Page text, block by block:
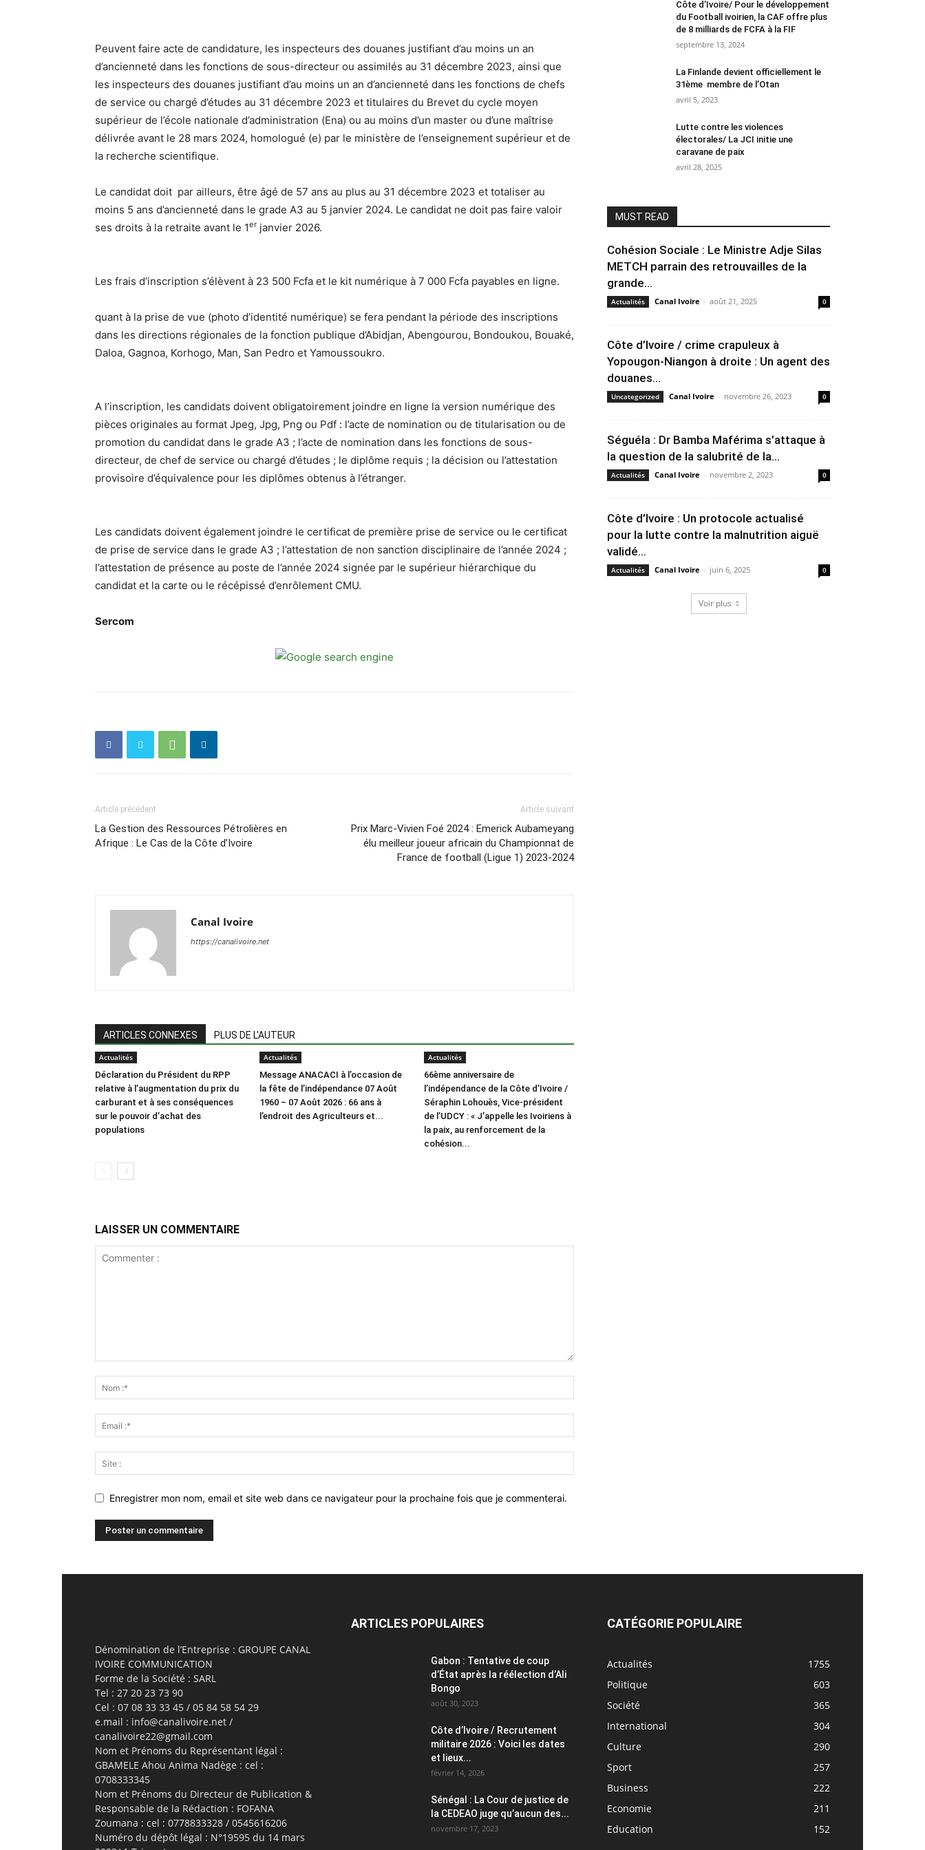
Peuvent faire acte de candidature, les inspecteurs des douanes justifiant d’au moins un an
d’ancienneté dans les fonctions de sous-directeur ou assimilés au 31 décembre 2023, ainsi que
les inspecteurs des douanes justifiant d’au moins un an d’ancienneté dans les fonctions de chefs
de service ou chargé d’études au 31 décembre 2023 et titulaires du Brevet du cycle moyen
supérieur de l’école nationale d’administration (Ena) ou au moins d’un master ou d’une maîtrise
délivrée avant le 28 mars 2024, homologué (e) par le ministère de l’enseignement supérieur et de
la recherche scientifique.
Le candidat doit par ailleurs, être âgé de 57 ans au plus au 31 décembre 2023 et totaliser au
moins 5 ans d’ancienneté dans le grade A3 au 5 janvier 2024. Le candidat ne doit pas faire valoir
ses droits à la retraite avant le 1er janvier 2026.
Les frais d’inscription s’élèvent à 23 500 Fcfa et le kit numérique à 7 000 Fcfa payables en ligne.
quant à la prise de vue (photo d’identité numérique) se fera pendant la période des inscriptions
dans les directions régionales de la fonction publique d’Abidjan, Abengourou, Bondoukou, Bouaké,
Daloa, Gagnoa, Korhogo, Man, San Pedro et Yamoussoukro.
A l’inscription, les candidats doivent obligatoirement joindre en ligne la version numérique des
pièces originales au format Jpeg, Jpg, Png ou Pdf : l’acte de nomination ou de titularisation ou de
promotion du candidat dans le grade A3 ; l’acte de nomination dans les fonctions de sous-
directeur, de chef de service ou chargé d’études ; le diplôme requis ; la décision ou l’attestation
provisoire d’équivalence pour les diplômes obtenus à l’étranger.
Les candidats doivent également joindre le certificat de première prise de service ou le certificat
de prise de service dans le grade A3 ; l’attestation de non sanction disciplinaire de l’année 2024 ;
l’attestation de présence au poste de l’année 2024 signée par le supérieur hiérarchique du
candidat et la carte ou le récépissé d’enrôlement CMU.
Sercom
Article précédent
La Gestion des Ressources Pétrolières en
Afrique : Le Cas de la Côte d’Ivoire
Article suivant
Prix Marc-Vivien Foé 2024 : Emerick Aubameyang
élu meilleur joueur africain du Championnat de
France de football (Ligue 1) 2023-2024
Canal Ivoire
https://canalivoire.net
ARTICLES CONNEXES PLUS DE L'AUTEUR
Actualités
Déclaration du Président du RPP
relative à l’augmentation du prix du
carburant et à ses conséquences
sur le pouvoir d’achat des
populations
Actualités
Message ANACACI à l’occasion de
la fête de l’indépendance 07 Août
1960 – 07 Août 2026 : 66 ans à
l’endroit des Agriculteurs et...
Actualités
66ème anniversaire de
l’indépendance de la Côte d’Ivoire /
Séraphin Lohouès, Vice-président
de l’UDCY : « J’appelle les Ivoiriens à
la paix, au renforcement de la
cohésion...
LAISSER UN COMMENTAIRE
Enregistrer mon nom, email et site web dans ce navigateur pour la prochaine fois que je commenterai.
Côte d’Ivoire/ Pour le développement
du Football ivoirien, la CAF offre plus
de 8 milliards de FCFA à la FIF
septembre 13, 2024
La Finlande devient officiellement le
31ème membre de l’Otan
avril 5, 2023
Lutte contre les violences
électorales/ La JCI initie une
caravane de paix
avril 28, 2025
MUST READ
Cohésion Sociale : Le Ministre Adje Silas
METCH parrain des retrouvailles de la
grande...
Actualités Canal Ivoire - août 21, 2025 0
Côte d’Ivoire / crime crapuleux à
Yopougon-Niangon à droite : Un agent des
douanes...
Uncategorized Canal Ivoire - novembre 26, 2023 0
Séguéla : Dr Bamba Maférima s’attaque à
la question de la salubrité de la...
Actualités Canal Ivoire - novembre 2, 2023 0
Côte d’Ivoire : Un protocole actualisé
pour la lutte contre la malnutrition aiguë
validé...
Actualités Canal Ivoire - juin 6, 2025 0
Voir plus
Dénomination de l’Entreprise : GROUPE CANAL
IVOIRE COMMUNICATION
Forme de la Société : SARL
Tel : 27 20 23 73 90
Cel : 07 08 33 33 45 / 05 84 58 54 29
e.mail : info@canalivoire.net /
canalivoire22@gmail.com
Nom et Prénoms du Représentant légal :
GBAMELE Ahou Anima Nadège : cel :
0708333345
Nom et Prénoms du Directeur de Publication &
Responsable de la Rédaction : FOFANA
Zoumana : cel : 0778833328 / 0545616206
Numéro du dépôt légal : N°19595 du 14 mars
ARTICLES POPULAIRES
Gabon : Tentative de coup
d’État après la réélection d’Ali
Bongo
août 30, 2023
Côte d’Ivoire / Recrutement
militaire 2026 : Voici les dates
et lieux...
février 14, 2026
Sénégal : La Cour de justice de
la CEDEAO juge qu’aucun des...
novembre 17, 2023
CATÉGORIE POPULAIRE
Actualités
1755
Politique
603
Société
365
International
304
Culture
290
Sport
257
Business
222
Economie
211
Education
152